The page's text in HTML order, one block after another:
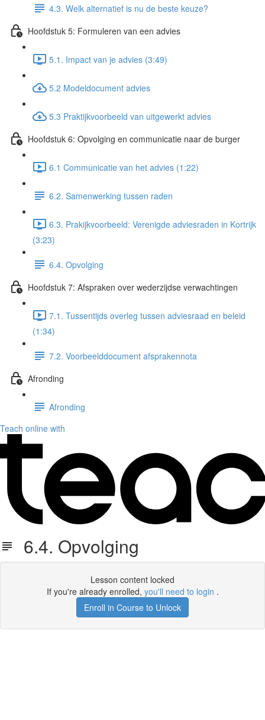
4.3. Welk alternatief is nu de beste keuze?
Hoofdstuk 5: Formuleren van een advies
5.1. Impact van je advies (3:49)
5.2 Modeldocument advies
5.3 Praktijkvoorbeeld van uitgewerkt advies
Hoofdstuk 6: Opvolging en communicatie naar de burger
6.1 Communicatie van het advies (1:22)
6.2. Samenwerking tussen raden
6.3. Prakijkvoorbeeld: Verenigde adviesraden in Kortrijk
(3:23)
6.4. Opvolging
Hoofdstuk 7: Afspraken over wederzijdse verwachtingen
7.1. Tussentijds overleg tussen adviesraad en beleid
(1:34)
7.2. Voorbeelddocument afsprakennota
Afronding
Afronding
Teach online with
6.4. Opvolging
Lesson content locked
If you're already enrolled, you'll need to login .
Enroll in Course to Unlock